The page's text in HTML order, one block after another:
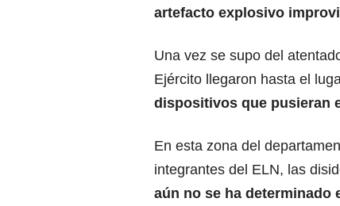
artefacto explosivo
Una vez se supo del
Ejército llegaron hasta el
dispositivos que pusieran
En esta zona del
integrantes del ELN, las
aún no se ha determinado